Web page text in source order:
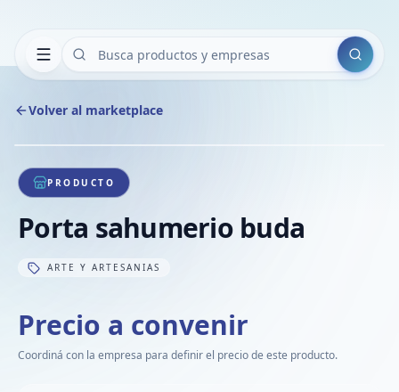
Buscar
Volver al marketplace
1/1
PRODUCTO
Porta sahumerio buda
ARTE Y ARTESANIAS
Precio a convenir
Coordiná con la empresa para definir el precio de este producto.